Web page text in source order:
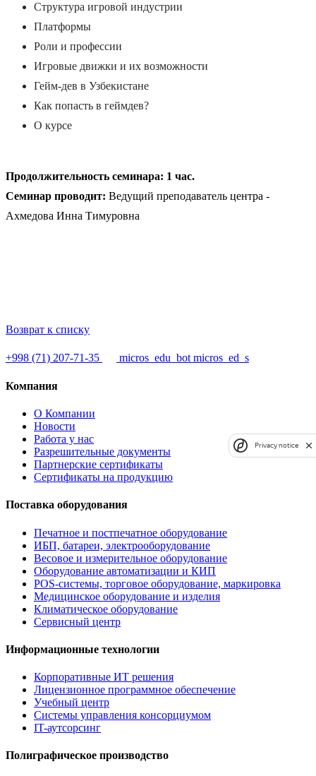
Структура игровой индустрии
Платформы
Роли и профессии
Игровые движки и их возможности
Гейм-дев в Узбекистане
Как попасть в геймдев?
О курсе
Продолжительность семинара: 1 час.
Семинар проводит: Ведущий преподаватель центра -
Ахмедова Инна Тимуровна
Возврат к списку
+998 (71) 207-71-35 micros_edu_bot micros_ed_s
Компания
О Компании
Новости
Работа у нас
Разрешительные документы
Партнерские сертификаты
Сертификаты на продукцию
Поставка оборудования
Печатное и постпечатное оборудование
ИБП, батареи, электрооборудование
Весовое и измерительное оборудование
Оборудование автоматизации и КИП
POS-системы, торговое оборудование, маркировка
Медицинское оборудование и изделия
Климатическое оборудование
Сервисный центр
Информационные технологии
Корпоративные ИТ решения
Лицензионное программное обеспечение
Учебный центр
Системы управления консорциумом
IT-аутсорсинг
Полиграфическое производство
Privacy notice